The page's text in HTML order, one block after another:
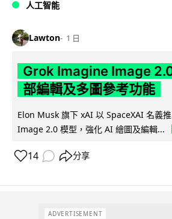
人工智能
Lawton 1 日
Grok Imagine Image
部編輯及多圖參考功能
Elon Musk 旗下 xAI 以 SpaceXAI 名義
Image 2.0 模型，強化 AI 繪圖及編輯...
14 分享
ADVERTISEMENT